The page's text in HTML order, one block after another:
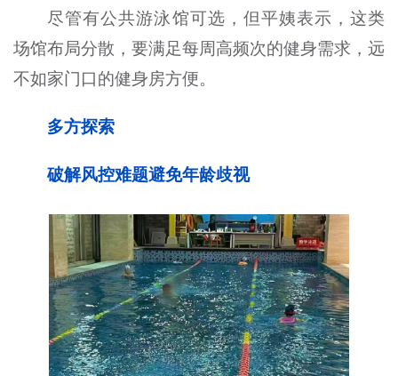
尽管有公共游泳馆可选，但平姨表示，这类
场馆布局分散，要满足每周高频次的健身需求，远
不如家门口的健身房方便。
多方探索
破解风控难题避免年龄歧视